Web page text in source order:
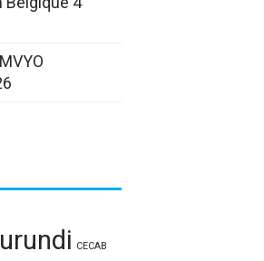
CECAB